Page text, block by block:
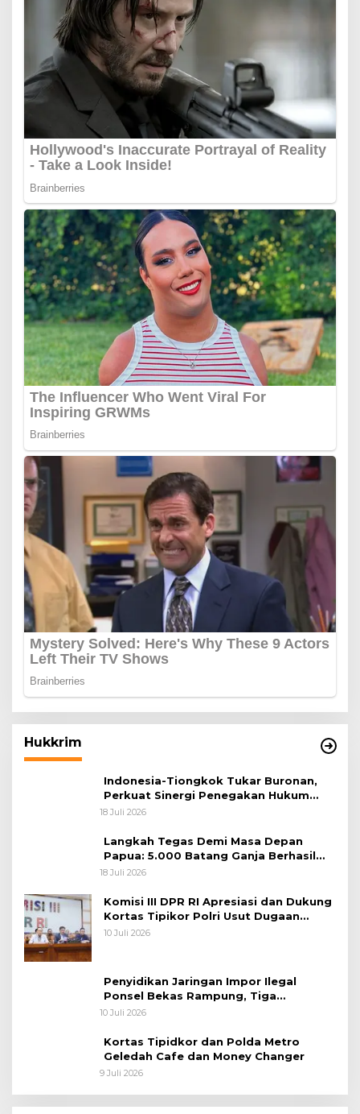
Hukkrim
Indonesia-Tiongkok Tukar Buronan,
Perkuat Sinergi Penegakan Hukum
Lintas Negara
18 Juli 2026
Langkah Tegas Demi Masa Depan
Papua: 5.000 Batang Ganja Berhasil
Diungkap Koops TNI Habema
18 Juli 2026
Komisi III DPR RI Apresiasi dan Dukung
Kortas Tipikor Polri Usut Dugaan
Korupsi Batu Bara
10 Juli 2026
Penyidikan Jaringan Impor Ilegal
Ponsel Bekas Rampung, Tiga
Tersangka Sudah P-21 dan Satu Buron
10 Juli 2026
Kortas Tipidkor dan Polda Metro
Geledah Cafe dan Money Changer
9 Juli 2026